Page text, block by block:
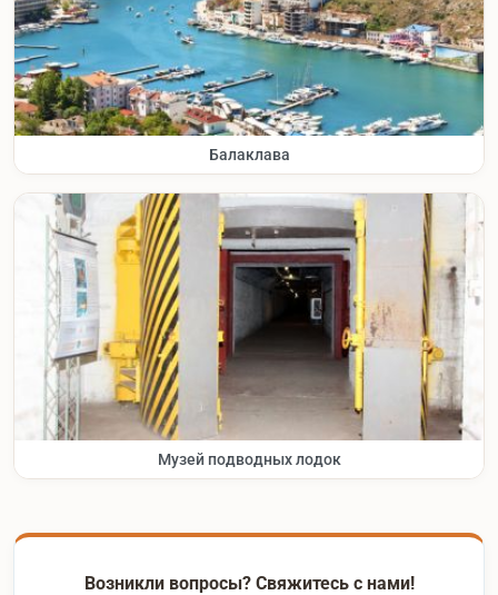
Балаклава
Музей подводных лодок
Возникли вопросы? Свяжитесь с нами!